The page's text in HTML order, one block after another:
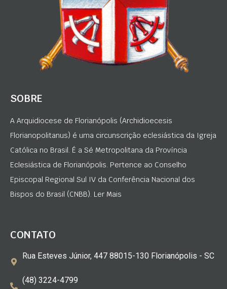
SOBRE
A Arquidiocese de Florianópolis (Archidioecesis
Florianopolitanus) é uma circunscrição eclesiástica da Igreja
Católica no Brasil. É a Sé Metropolitana da Província
Eclesiástica de Florianópolis. Pertence ao Conselho
Episcopal Regional Sul IV da Conferência Nacional dos
Bispos do Brasil (CNBB). Ler Mais
CONTATO
Rua Esteves Júnior, 447 88015-130 Florianópolis - SC
(48) 3224-4799